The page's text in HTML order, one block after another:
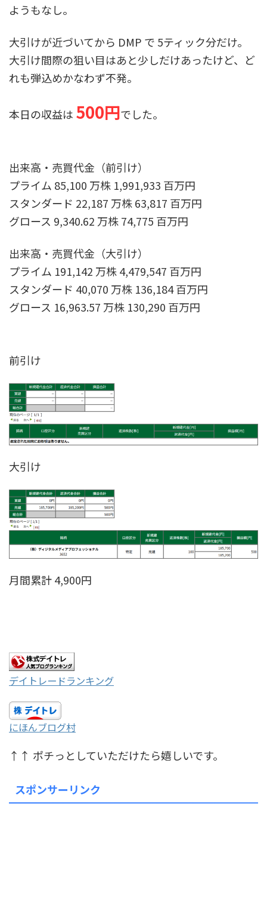
ようもなし。
大引けが近づいてから DMP で 5ティック分だけ。
大引け間際の狙い目はあと少しだけあったけど、ど
れも弾込めかなわず不発。
本日の収益は 500円でした。
出来高・売買代金（前引け）
プライム 85,100 万株 1,991,933 百万円
スタンダード 22,187 万株 63,817 百万円
グロース 9,340.62 万株 74,775 百万円
出来高・売買代金（大引け）
プライム 191,142 万株 4,479,547 百万円
スタンダード 40,070 万株 136,184 百万円
グロース 16,963.57 万株 130,290 百万円
前引け
大引け
月間累計 4,900円
デイトレードランキング
にほんブログ村
↑↑ ポチっとしていただけたら嬉しいです。
スポンサーリンク